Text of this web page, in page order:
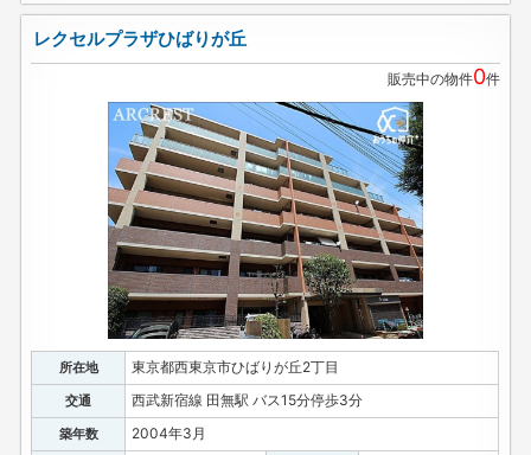
レクセルプラザひばりが丘
販売中の物件0件
所在地 東京都西東京市ひばりが丘2丁目
交通 西武新宿線 田無駅 バス15分停歩3分
築年数 2004年3月